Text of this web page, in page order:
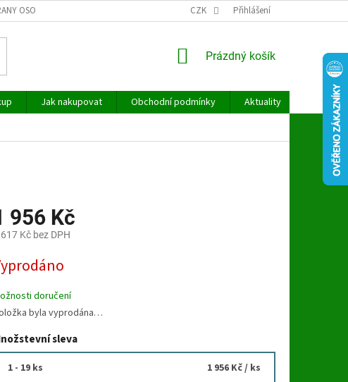
OSOBNÍCH ÚDAJŮ CZK Přihlášení
NÁKUPNÍ
Prázdný košík
Jak nakupovat Obchodní podmínky Aktuality
Kontakt
956 Kč
Kč bez DPH
doručení
byla vyprodána…
sleva
1 - 19 ks 1 956 Kč/ ks